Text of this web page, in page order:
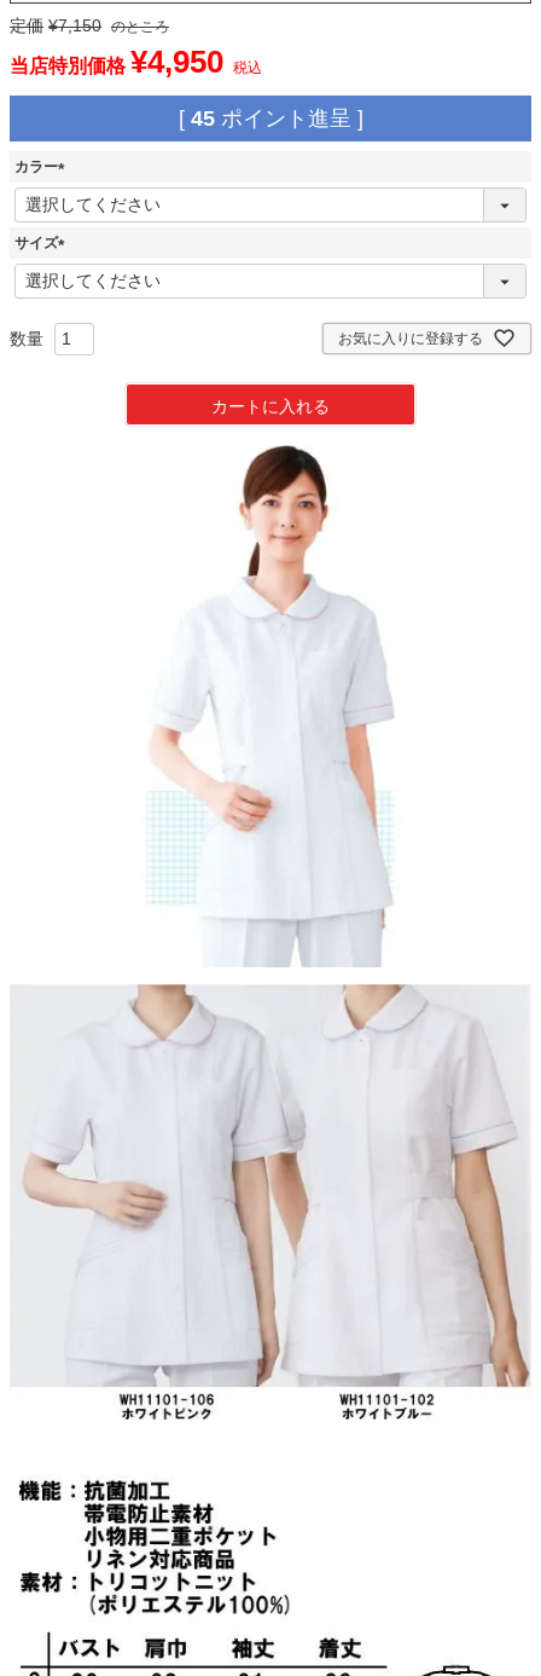
定価 ¥7,150 のところ
当店特別価格 ¥4,950 税込
[ 45 ポイント進呈 ]
カラー
(
必
須
サイズ
(
必
お気に入りに登録する
カートに入れる